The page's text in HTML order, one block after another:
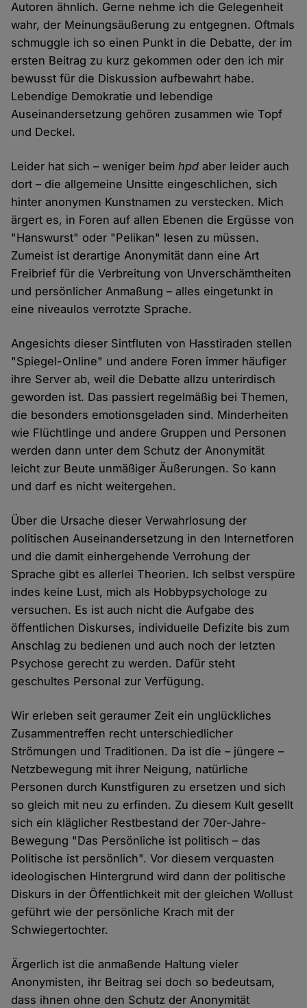
Autoren ähnlich. Gerne nehme ich die Gelegenheit
wahr, der Meinungsäußerung zu entgegnen. Oftmals
schmuggle ich so einen Punkt in die Debatte, der im
ersten Beitrag zu kurz gekommen oder den ich mir
bewusst für die Diskussion aufbewahrt habe.
Lebendige Demokratie und lebendige
Auseinandersetzung gehören zusammen wie Topf
und Deckel.
Leider hat sich – weniger beimhpd aber leider auch
dort – die allgemeine Unsitte eingeschlichen, sich
hinter anonymen Kunstnamen zu verstecken. Mich
ärgert es, in Foren auf allen Ebenen die Ergüsse von
"Hanswurst" oder "Pelikan" lesen zu müssen.
Zumeist ist derartige Anonymität dann eine Art
Freibrief für die Verbreitung von Unverschämtheiten
und persönlicher Anmaßung – alles eingetunkt in
eine niveaulos verrotzte Sprache.
Angesichts dieser Sintfluten von Hasstiraden stellen
"Spiegel-Online" und andere Foren immer häufiger
ihre Server ab, weil die Debatte allzu unterirdisch
geworden ist. Das passiert regelmäßig bei Themen,
die besonders emotionsgeladen sind. Minderheiten
wie Flüchtlinge und andere Gruppen und Personen
werden dann unter dem Schutz der Anonymität
leicht zur Beute unmäßiger Äußerungen. So kann
und darf es nicht weitergehen.
Über die Ursache dieser Verwahrlosung der
politischen Auseinandersetzung in den Internetforen
und die damit einhergehende Verrohung der
Sprache gibt es allerlei Theorien. Ich selbst verspüre
indes keine Lust, mich als Hobbypsychologe zu
versuchen. Es ist auch nicht die Aufgabe des
öffentlichen Diskurses, individuelle Defizite bis zum
Anschlag zu bedienen und auch noch der letzten
Psychose gerecht zu werden. Dafür steht
geschultes Personal zur Verfügung.
Wir erleben seit geraumer Zeit ein unglückliches
Zusammentreffen recht unterschiedlicher
Strömungen und Traditionen. Da ist die – jüngere –
Netzbewegung mit ihrer Neigung, natürliche
Personen durch Kunstfiguren zu ersetzen und sich
so gleich mit neu zu erfinden. Zu diesem Kult gesellt
sich ein kläglicher Restbestand der 70er-Jahre-
Bewegung "Das Persönliche ist politisch – das
Politische ist persönlich". Vor diesem verquasten
ideologischen Hintergrund wird dann der politische
Diskurs in der Öffentlichkeit mit der gleichen Wollust
geführt wie der persönliche Krach mit der
Schwiegertochter.
Ärgerlich ist die anmaßende Haltung vieler
Anonymisten, ihr Beitrag sei doch so bedeutsam,
dass ihnen ohne den Schutz der Anonymität